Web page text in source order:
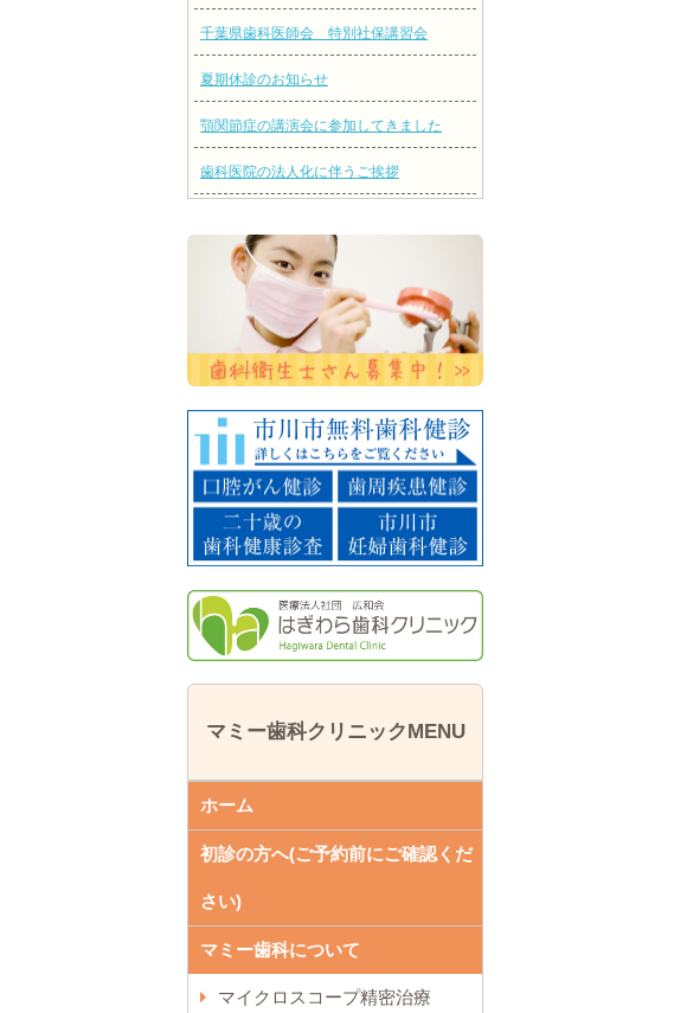
千葉県歯科医師会 特別社保講習会
夏期休診のお知らせ
顎関節症の講演会に参加してきました
歯科医院の法人化に伴うご挨拶
マミー歯科クリニックMENU
ホーム
初診の方へ(ご予約前にご確認くだ
さい)
マミー歯科について
マイクロスコープ精密治療